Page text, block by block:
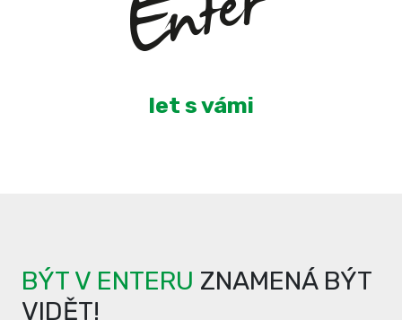
let s vámi
BÝT V ENTERU ZNAMENÁ BÝT
VIDĚT!